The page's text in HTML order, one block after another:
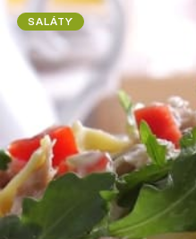
SALÁTY